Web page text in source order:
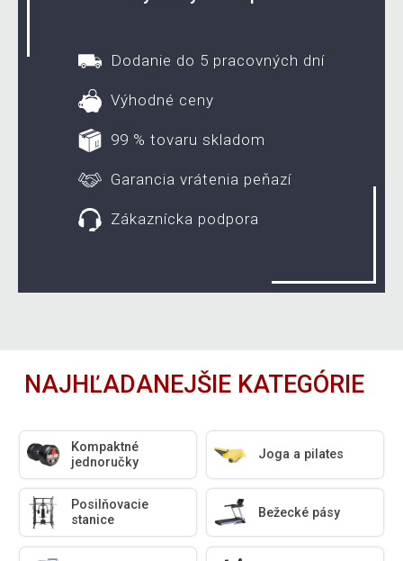
Dodanie do 5 pracovných dní
Výhodné ceny
99 % tovaru skladom
Garancia vrátenia peňazí
Zákaznícka podpora
NAJHĽADANEJŠIE KATEGÓRIE
Kompaktné
jednoručky
Joga a pilates
Posilňovacie
stanice
Bežecké pásy